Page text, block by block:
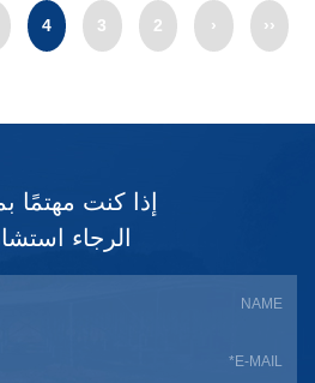
‹‹
‹
2
3
4
إذا كنت مهتمًا
الرجاء